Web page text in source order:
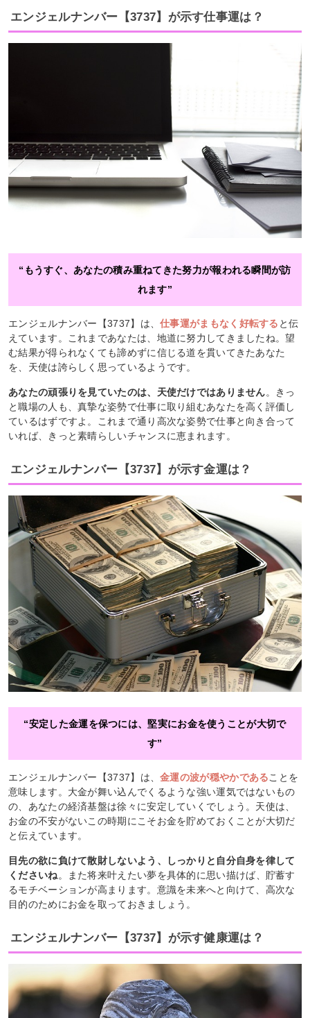
エンジェルナンバー【3737】が示す仕事運は？
“もうすぐ、あなたの積み重ねてきた努力が報われる瞬間が訪
れます”
エンジェルナンバー【3737】は、仕事運がまもなく好転する と伝
えています。これまであなたは、地道に努力してきましたね。望
む結果が得られなくても諦めずに信じる道を貫いてきたあなた
を、天使は誇らしく思っているようです。
あなたの頑張りを見ていたのは、天使だけではありません。きっ
と職場の人も、真摯な姿勢で仕事に取り組むあなたを高く評価し
ているはずですよ。これまで通り高次な姿勢で仕事と向き合って
いれば、きっと素晴らしいチャンスに恵まれます。
エンジェルナンバー【3737】が示す金運は？
“安定した金運を保つには、堅実にお金を使うことが大切で
す”
エンジェルナンバー【3737】は、金運の波が穏やかであることを
意味します。大金が舞い込んでくるような強い運気ではないもの
の、あなたの経済基盤は徐々に安定していくでしょう。天使は、
お金の不安がないこの時期にこそお金を貯めておくことが大切だ
と伝えています。
目先の欲に負けて散財しないよう、しっかりと自分自身を律して
くださいね。また将来叶えたい夢を具体的に思い描けば、貯蓄す
るモチベーションが高まります。意識を未来へと向けて、高次な
目的のためにお金を取っておきましょう。
エンジェルナンバー【3737】が示す健康運は？